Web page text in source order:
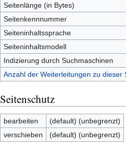
Seitenlänge (in Bytes)
Seitenkennnummer
Seiteninhaltssprache
Seiteninhaltsmodell
Indizierung durch Suchmaschinen
Anzahl der Weiterleitungen zu dieser
Seitenschutz
bearbeiten
(default) (unbegrenzt)
verschieben
(default) (unbegrenzt)